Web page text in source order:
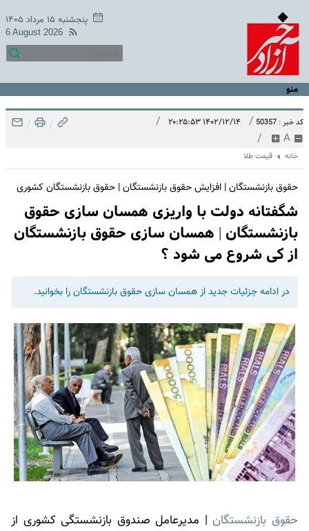
پنجشنبه ۱۵ مرداد ۱۴۰۵
6 August 2026
منو
کد خبر : 50357 / ۱۴۰۲/۱۲/۱۴ ۲۰:۲۵:۵۳ /
A
/
/
/
خانه قیمت طلا
حقوق بازنشستگان | افزایش حقوق بازنشستگان | حقوق بازنشستگان کشوری
شگفتانه دولت با واریزی همسان سازی حقوق
بازنشستگان | همسان سازی حقوق بازنشستگان
از کی شروع می شود ؟
در ادامه جزئیات جدید از همسان سازی حقوق بازنشستگان را بخوانید.
حقوق بازنشستگان| مدیرعامل صندوق بازنشستگی کشوری از